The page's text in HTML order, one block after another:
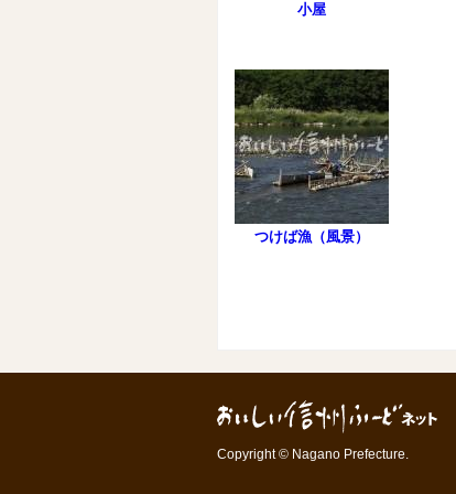
小屋
つけば漁（風景）
Copyright © Nagano Prefecture.